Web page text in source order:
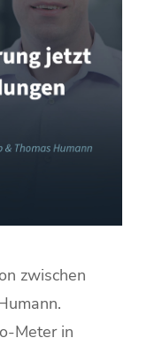
zwischen
Meter in